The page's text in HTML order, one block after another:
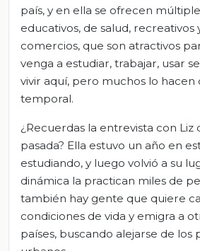
país, y en ella se ofrecen
educativos, de salud, recreativos
comercios, que son atractivos
venga a estudiar, trabajar, usar
vivir aquí, pero muchos lo hacen
temporal.
¿Recuerdas la entrevista con Liz
pasada? Ella estuvo un año en
estudiando, y luego volvió a su
dinámica la practican miles de
también hay gente que quiere
condiciones de vida y emigra a
países, buscando alejarse de los